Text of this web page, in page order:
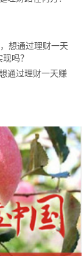
通过理财一天赚